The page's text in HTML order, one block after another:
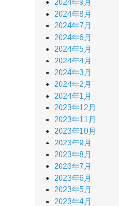
2024年9月
2024年8月
2024年7月
2024年6月
2024年5月
2024年4月
2024年3月
2024年2月
2024年1月
2023年12月
2023年11月
2023年10月
2023年9月
2023年8月
2023年7月
2023年6月
2023年5月
2023年4月